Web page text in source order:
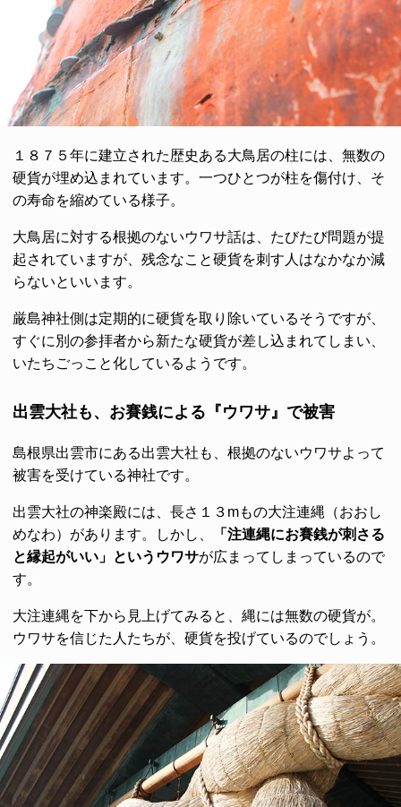
１８７５年に建立された歴史ある大鳥居の柱には、無数の
硬貨が埋め込まれています。一つひとつが柱を傷付け、そ
の寿命を縮めている様子。
大鳥居に対する根拠のないウワサ話は、たびたび問題が提
起されていますが、残念なこと硬貨を刺す人はなかなか減
らないといいます。
厳島神社側は定期的に硬貨を取り除いているそうですが、
すぐに別の参拝者から新たな硬貨が差し込まれてしまい、
いたちごっこと化しているようです。
出雲大社も、お賽銭による『ウワサ』で被害
島根県出雲市にある出雲大社も、根拠のないウワサよって
被害を受けている神社です。
出雲大社の神楽殿には、長さ１３mもの大注連縄（おおし
めなわ）があります。しかし、
「注連縄にお賽銭が刺さる
と縁起がいい」というウワサが広まってしまっているので
す。
大注連縄を下から見上げてみると、縄には無数の硬貨が。
ウワサを信じた人たちが、硬貨を投げているのでしょう。